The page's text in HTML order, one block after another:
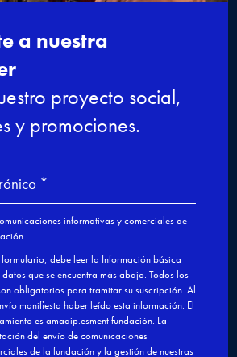
60 horas
Presencial
Gratuito